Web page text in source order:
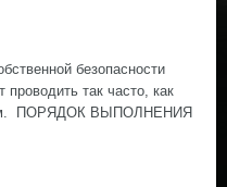
безопасности
проводить так часто, как
ПОРЯДОК ВЫПОЛНЕНИЯ